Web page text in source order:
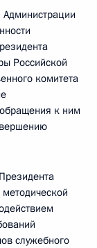
Российской
комитета
к ним
служебного